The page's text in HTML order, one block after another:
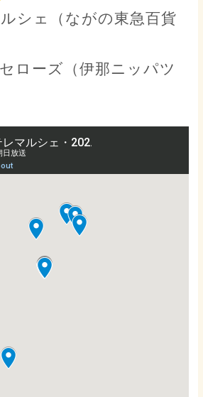
シェ（ながの東急百貨
ローズ（伊那ニッパツ